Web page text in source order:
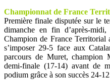
Championnat de France
Première finale disputée sur le
dimanche en fin d’après-
Champion de France
s’imposer 29-5 face aux
parcours de Muret, champion
demi-finale (17-14) avant de
podium grâce à son succès 24-